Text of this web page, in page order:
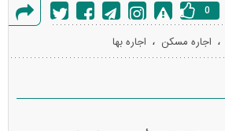
گزارش
خطا
0
، اجاره مسکن ، اجاره بها